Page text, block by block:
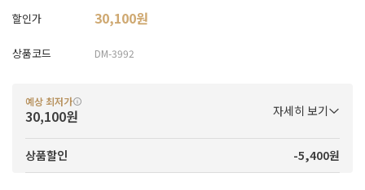
할인가 30,100원
상품코드 DM-3992
예상 최저가
30,100원 자세히 보기
상품할인 -5,400원